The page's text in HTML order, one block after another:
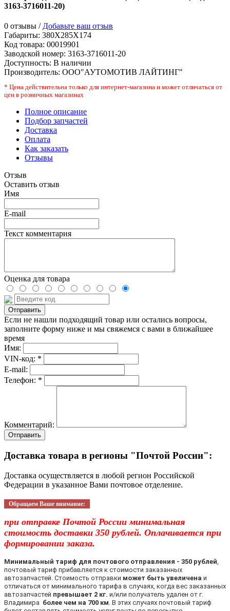
3163-3716011-20)
0 отзывы / Добавьте ваш отзыв
Габариты: 380X285X174
Код товара: 00019901
Заводской номер: 3163-3716011-20
Доступность: В наличии
Производитель: ООО"АУТОМОТИВ ЛАЙТИНГ"
* Цена действительна только для интернет-магазина и может отличаться от
цен в розничных магазинах
Полное описание
Подбор запчастей
Доставка
Оплата
Как заказать
Отзывы
Отзыв
Оставить отзыв
Имя
E-mail
Текст комментария
Оценка для товара
Если не нашли подходящий товар или остались вопросы,
заполните форму ниже и мы свяжемся с вами в ближайшее
время
Имя:
VIN-код: *
E-mail:
Телефон: *
Комментарий:
Отправить
Доставка товара в регионы "Почтой России":
Доставка осуществляется в любой регион Российской
Федерации в указанное Вами почтовое отделение.
Обращаем Ваше внимание:
при отправке Почтой России минимальная
стоимость доставки 350 рублей. Оплачивается при
формировании заказа.
Минимальный тариф для почтового отправления - 350 рублей
почтовый тариф прибавляется к стоимости заказанных
автозапчастей. Стоимость отправки может быть увеличена и
отличаться от минимального тарифа в случаях, когда вес заказанных
автозапчастей превышает 2 кг. и/или получатель удален от г.
Владимира более чем на 700 км . В этих случаях почтовый тариф